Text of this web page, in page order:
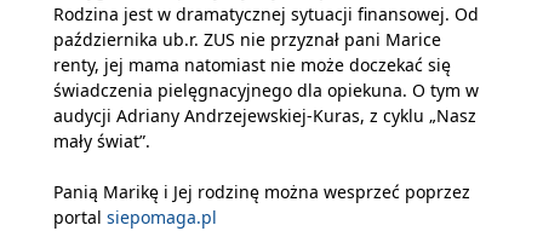
Rodzina jest w dramatycznej sytuacji finansowej. Od
października ub.r. ZUS nie przyznał pani Marice
renty, jej mama natomiast nie może doczekać się
świadczenia pielęgnacyjnego dla opiekuna. O tym w
audycji Adriany Andrzejewskiej-Kuras, z cyklu „Nasz
mały świat”.
Panią Marikę i Jej rodzinę można wesprzeć poprzez
portal siepomaga.pl